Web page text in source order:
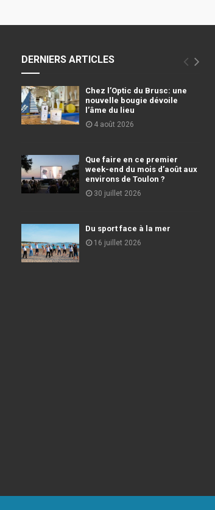
DERNIERS ARTICLES
Chez l’Optic du Brusc: une
nouvelle bougie dévoile
l’âme du lieu
4 août 2026
Que faire en ce premier
week-end du mois d’août aux
environs de Toulon ?
30 juillet 2026
Du sport face à la mer
16 juillet 2026